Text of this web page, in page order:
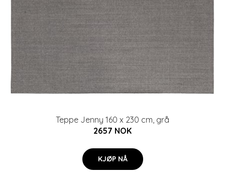
Teppe Jenny 160 x 230 cm, grå
2657 NOK
KJØP NÅ